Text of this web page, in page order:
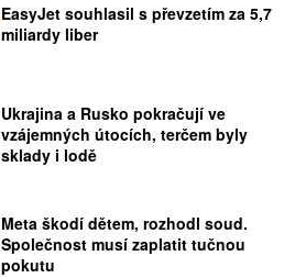
EasyJet souhlasil s převzetím za 5,7
miliardy liber
Ukrajina a Rusko pokračují ve
vzájemných útocích, terčem byly
sklady i lodě
Meta škodí dětem, rozhodl soud.
Společnost musí zaplatit tučnou
pokutu